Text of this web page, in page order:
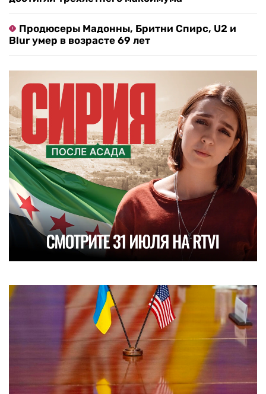
Продюсеры Мадонны, Бритни Спирс, U2 и
Blur умер в возрасте 69 лет